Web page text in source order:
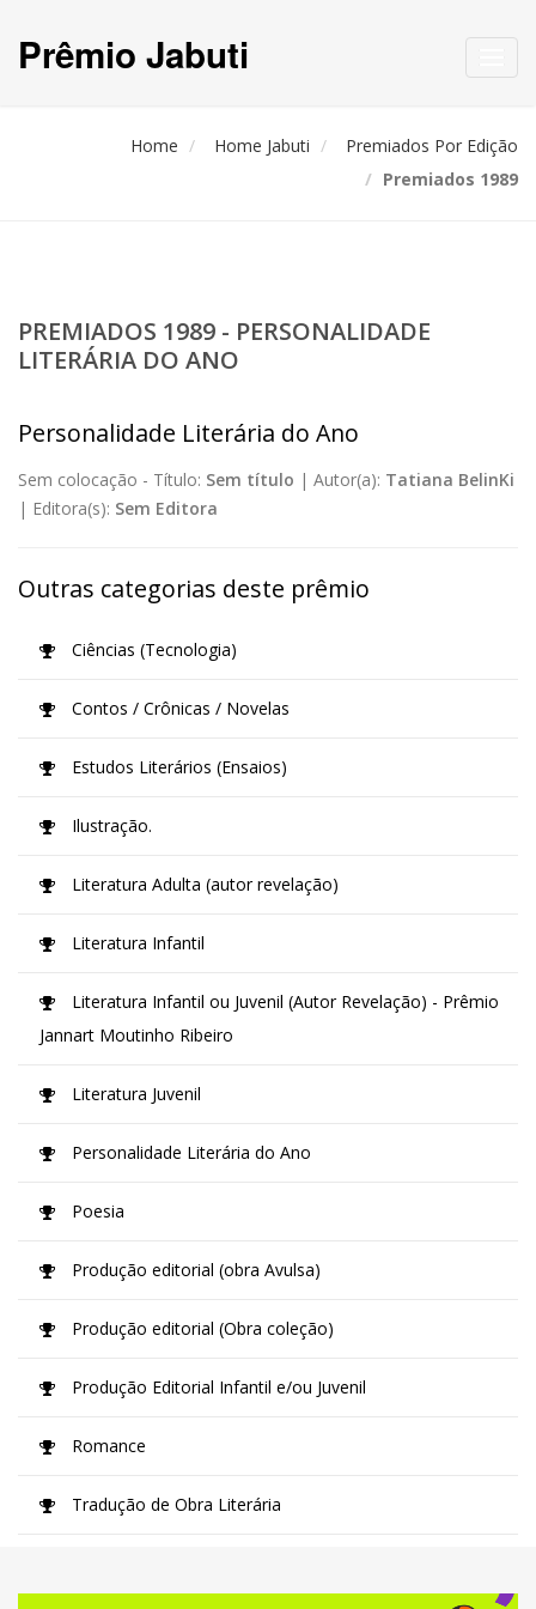
Prêmio Jabuti
Home Home Jabuti
Premiados Por Edição
Premiados 1989
PREMIADOS 1989 - PERSONALIDADE
LITERÁRIA DO ANO
Personalidade Literária do Ano
Sem colocação - Título: Sem título | Autor(a): Tatiana BelinKi
| Editora(s): Sem Editora
Outras categorias deste prêmio
Ciências (Tecnologia)
Contos / Crônicas / Novelas
Estudos Literários (Ensaios)
Ilustração.
Literatura Adulta (autor revelação)
Literatura Infantil
Literatura Infantil ou Juvenil (Autor Revelação) - Prêmio
Jannart Moutinho Ribeiro
Literatura Juvenil
Personalidade Literária do Ano
Poesia
Produção editorial (obra Avulsa)
Produção editorial (Obra coleção)
Produção Editorial Infantil e/ou Juvenil
Romance
Tradução de Obra Literária